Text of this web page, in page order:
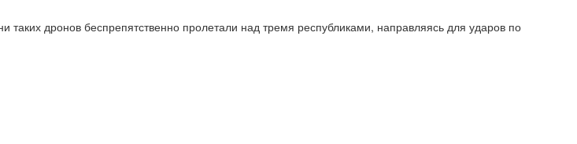
дронов беспрепятственно пролетали над тремя республиками, направляясь для ударов по